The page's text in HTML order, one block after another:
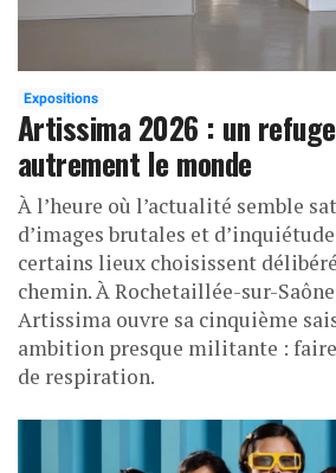
Expositions
Artissima 2026 : un
autrement le monde
À l’heure où l’actualité semble
d’images brutales et
certains lieux choisissent
chemin. À Rochetaillée-sur-
Artissima ouvre sa cinquième
ambition presque militante : faire
de respiration.